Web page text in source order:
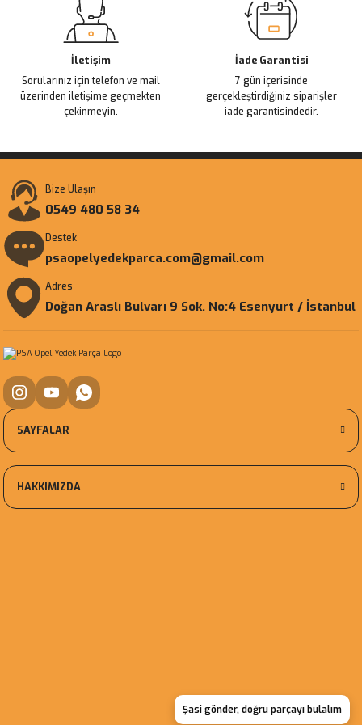
İletişim
Sorularınız için telefon ve mail
üzerinden iletişime geçmekten
çekinmeyin.
İade Garantisi
7 gün içerisinde
gerçekleştirdiğiniz siparişler
iade garantisindedir.
Bize Ulaşın
0549 480 58 34
Destek
psaopelyedekparca.com@gmail.com
Adres
Doğan Araslı Bulvarı 9 Sok. No:4 Esenyurt / İstanbul
Şasi gönder, doğru parçayı bulalım
SAYFALAR
HAKKIMIZDA